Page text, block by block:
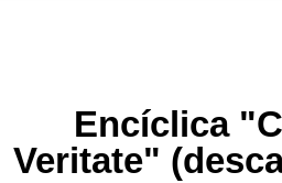
Encíclica
Veritate"